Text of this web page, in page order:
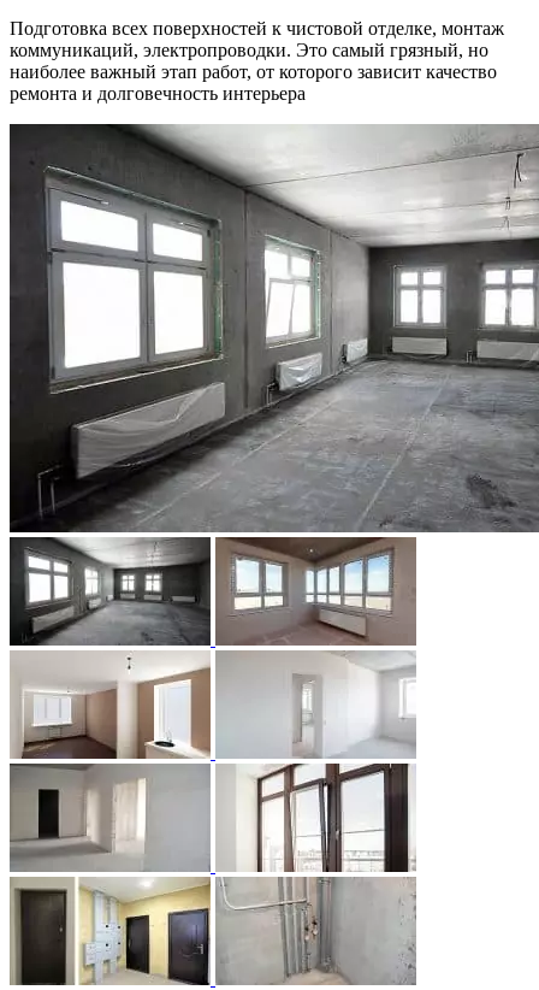
Подготовка всех поверхностей к чистовой отделке, монтаж
коммуникаций, электропроводки. Это самый грязный, но
наиболее важный этап работ, от которого зависит качество
ремонта и долговечность интерьера